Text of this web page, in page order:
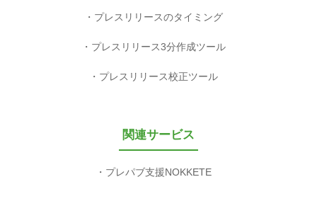
プレスリリースのタイミング
プレスリリース3分作成ツール
プレスリリース校正ツール
関連サービス
プレパブ支援NOKKETE